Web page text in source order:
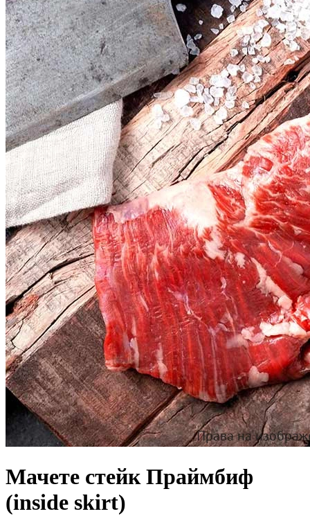
Мачете стейк Праймбиф
(inside skirt)